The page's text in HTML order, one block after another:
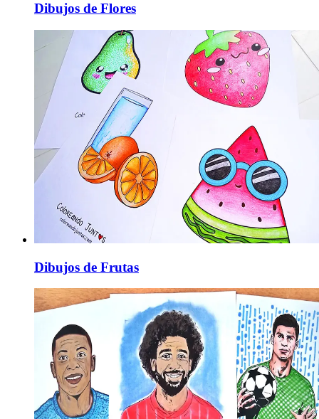
Dibujos de Flores
Dibujos de Frutas